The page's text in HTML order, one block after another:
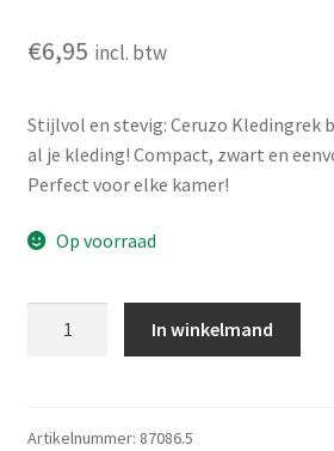
€6,95 incl. btw
Stijlvol en stevig: Ceruzo Kledingrek
al je kleding! Compact, zwart en
Perfect voor elke kamer!
Op voorraad
aantal
In winkelmand
Artikelnummer: 87086.5